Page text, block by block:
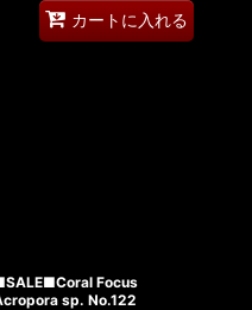
カートに入れる
Focus
sp. No.122